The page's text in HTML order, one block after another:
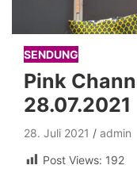
SENDUNG
Pink
28.07.2021
28. Juli 2021
admin
Post Views: 192